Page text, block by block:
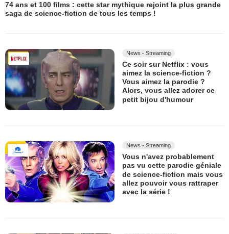
74 ans et 100 films : cette star mythique rejoint la plus grande
saga de science-fiction de tous les temps !
News - Streaming
Ce soir sur Netflix : vous
aimez la science-fiction ?
Vous aimez la parodie ?
Alors, vous allez adorer ce
petit bijou d'humour
News - Streaming
Vous n'avez probablement
pas vu cette parodie géniale
de science-fiction mais vous
allez pouvoir vous rattraper
avec la série !